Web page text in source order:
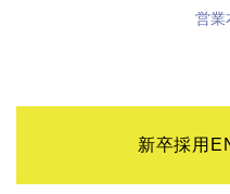
営業
新卒採用